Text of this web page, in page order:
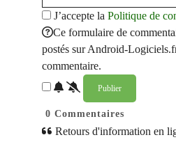
J’accepte la Politique de
Ce formulaire de
postés sur Android-
commentaire.
0 Commentaires
Retours d'information en